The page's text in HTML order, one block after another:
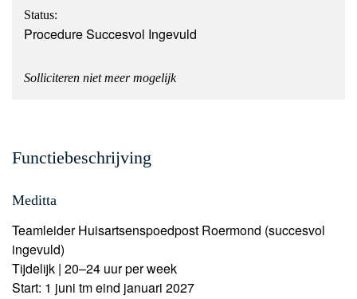
Status:
Procedure Succesvol Ingevuld
Solliciteren niet meer mogelijk
Functiebeschrijving
Meditta
Teamleider Huisartsenspoedpost Roermond (succesvol
ingevuld)
Tijdelijk | 20–24 uur per week
Start: 1 juni tm eind januari 2027